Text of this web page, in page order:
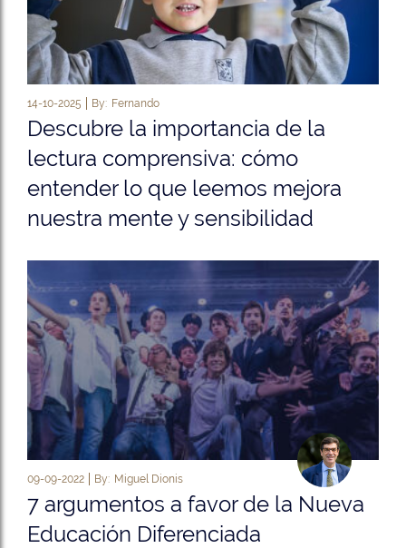
14-10-2025 By: Fernando
Descubre la importancia de la
lectura comprensiva: cómo
entender lo que leemos mejora
nuestra mente y sensibilidad
09-09-2022 By: Miguel Dionis
7 argumentos a favor de la Nueva
Educación Diferenciada